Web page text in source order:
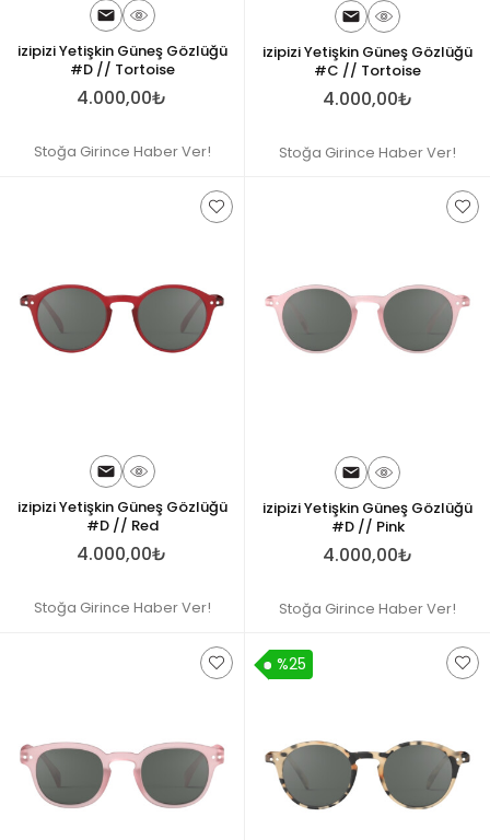
izipizi Yetişkin Güneş Gözlüğü
#D // Tortoise
4.000,00₺
Stoğa Girince Haber Ver!
izipizi Yetişkin Güneş Gözlüğü
#C // Tortoise
4.000,00₺
Stoğa Girince Haber Ver!
izipizi Yetişkin Güneş Gözlüğü
#D // Red
4.000,00₺
Stoğa Girince Haber Ver!
izipizi Yetişkin Güneş Gözlüğü
#D // Pink
4.000,00₺
Stoğa Girince Haber Ver!
%25